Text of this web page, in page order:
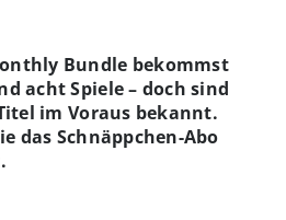
Bundle bekommst
acht Spiele – doch sind
im Voraus bekannt.
das Schnäppchen-Abo